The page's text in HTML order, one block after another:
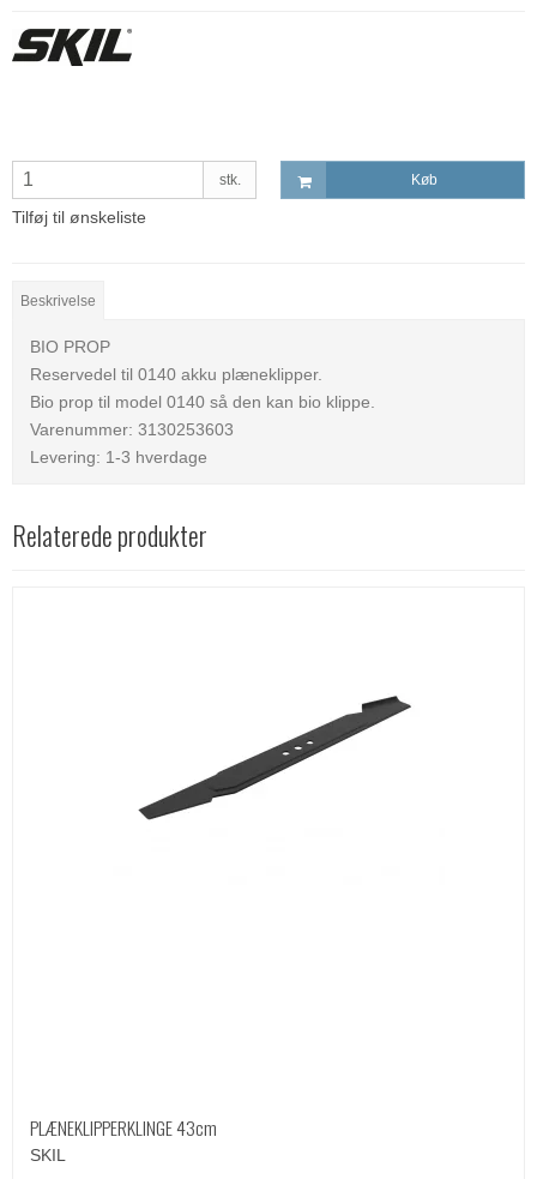
stk. Køb
Tilføj til ønskeliste
Beskrivelse
BIO PROP
Reservedel til 0140 akku plæneklipper.
Bio prop til model 0140 så den kan bio klippe.
Varenummer: 3130253603
Levering: 1-3 hverdage
Relaterede produkter
PLÆNEKLIPPERKLINGE 43cm
SKIL